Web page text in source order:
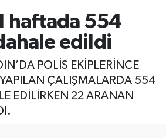
haftada 554
edildi
POLİS EKİPLERİNCE
ÇALIŞMALARDA 554
EDİLİRKEN 22 ARANAN
Durumu ve Fikstür